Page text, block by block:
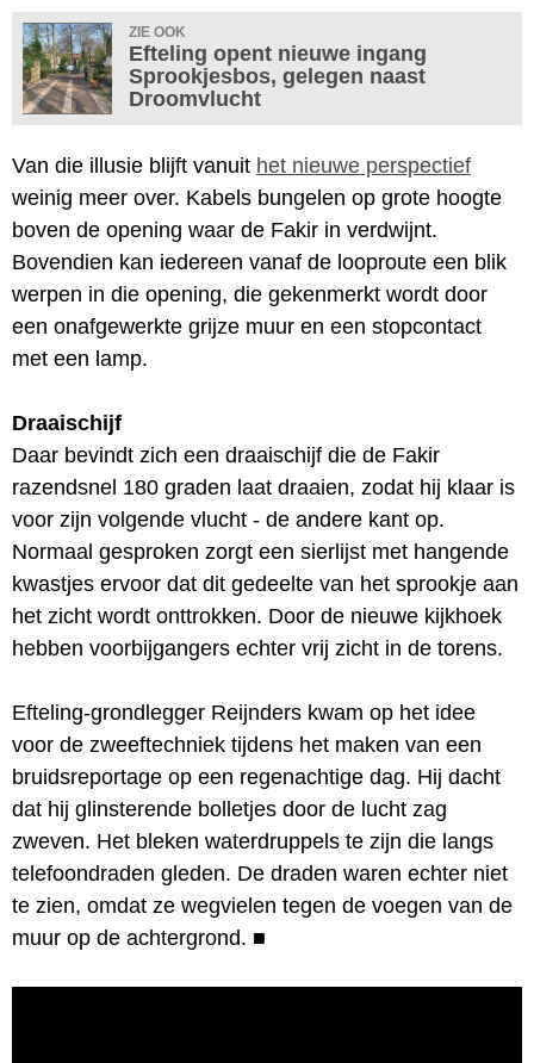
ZIE OOK
Efteling opent nieuwe ingang
Sprookjesbos, gelegen naast
Droomvlucht
Van die illusie blijft vanuit het nieuwe perspectief
weinig meer over. Kabels bungelen op grote hoogte
boven de opening waar de Fakir in verdwijnt.
Bovendien kan iedereen vanaf de looproute een blik
werpen in die opening, die gekenmerkt wordt door
een onafgewerkte grijze muur en een stopcontact
met een lamp.
Draaischijf
Daar bevindt zich een draaischijf die de Fakir
razendsnel 180 graden laat draaien, zodat hij klaar is
voor zijn volgende vlucht - de andere kant op.
Normaal gesproken zorgt een sierlijst met hangende
kwastjes ervoor dat dit gedeelte van het sprookje aan
het zicht wordt onttrokken. Door de nieuwe kijkhoek
hebben voorbijgangers echter vrij zicht in de torens.
Efteling-grondlegger Reijnders kwam op het idee
voor de zweeftechniek tijdens het maken van een
bruidsreportage op een regenachtige dag. Hij dacht
dat hij glinsterende bolletjes door de lucht zag
zweven. Het bleken waterdruppels te zijn die langs
telefoondraden gleden. De draden waren echter niet
te zien, omdat ze wegvielen tegen de voegen van de
muur op de achtergrond. ■